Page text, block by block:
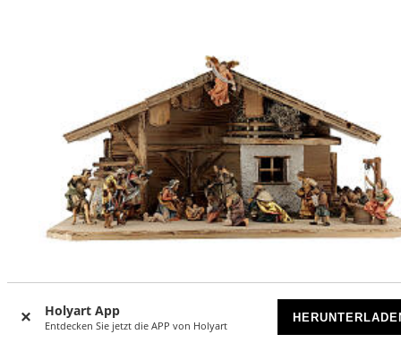
Holyart App
Entdecken Sie jetzt die APP von Holyart